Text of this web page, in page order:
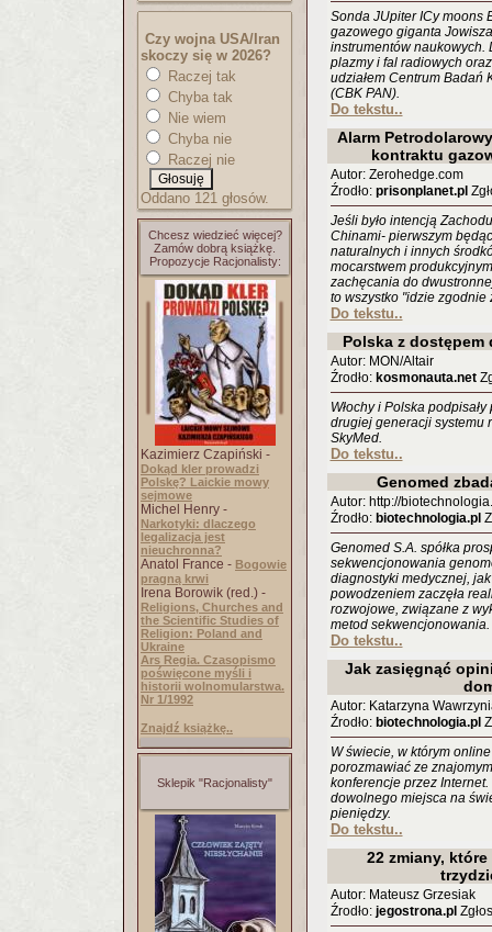
Czy wojna USA/Iran
skoczy się w 2026?
Raczej tak
Chyba tak
Nie wiem
Chyba nie
Raczej nie
Oddano 121 głosów.
Chcesz wiedzieć więcej?
Zamów dobrą książkę.
Propozycje Racjonalisty:
Kazimierz Czapiński -
Dokąd kler prowadzi
Polskę? Laickie mowy
sejmowe
Michel Henry -
Narkotyki: dlaczego
legalizacja jest
nieuchronna?
Anatol France - Bogowie
pragną krwi
Irena Borowik (red.) -
Religions, Churches and
the Scientific Studies of
Religion: Poland and
Ukraine
Ars Regia. Czasopismo
poświęcone myśli i
historii wolnomularstwa.
Nr 1/1992
Znajdź książkę..
Sklepik "Racjonalisty"
Sonda JUpiter ICy moons
gazowego giganta
instrumentów naukowych.
plazmy i fal radiowych
udziałem Centrum Badań
(CBK PAN).
Do tekstu..
Alarm
kontraktu
Autor: Zerohedge.com
Źrodło: prisonplanet.pl
Jeśli było intencją
Chinami- pierwszym
naturalnych i innych
mocarstwem
zachęcania do
to wszystko "idzie zgodnie
Do tekstu..
Polska z dostępem
Autor: MON/Altair
Źrodło: kosmonauta.net
Włochy i Polska
drugiej generacji systemu
SkyMed.
Do tekstu..
Genomed
Autor: http://
Źrodło: biotechnologia.pl
Genomed S.A. spółka
sekwencjonowania
diagnostyki medycznej,
powodzeniem zaczęła
rozwojowe, związane z
metod sekwencjonowania.
Do tekstu..
Jak zasięgnąć
Autor: Katarzyna
Źrodło: biotechnologia.pl
W świecie, w którym
porozmawiać ze
konferencje przez
dowolnego miejsca na
pieniędzy.
Do tekstu..
22 zmiany,
Autor: Mateusz Grzesiak
Źrodło: jegostrona.pl